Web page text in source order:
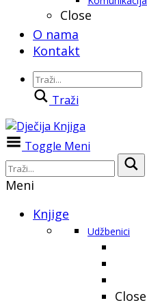
Close
O nama
Kontakt
Traži
Toggle Meni
Meni
Knjige
Udžbenici
Close